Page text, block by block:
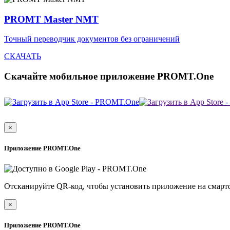
PROMT Master NMT
Точный переводчик документов без ограничений
СКАЧАТЬ
Скачайте мобильное приложение PROMT.One
×
Приложение PROMT.One
Отсканируйте QR-код, чтобы установить приложение на
×
Приложение PROMT.One